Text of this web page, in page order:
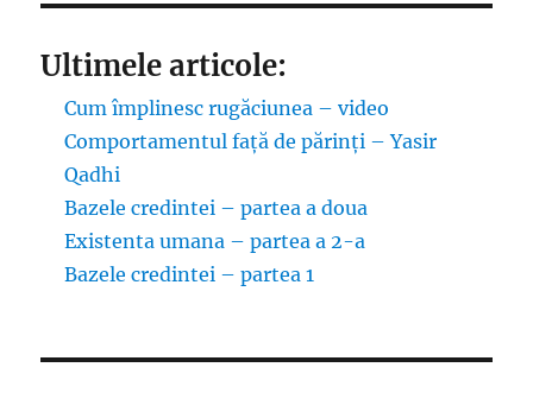
Ultimele articole:
Cum împlinesc rugăciunea – video
Comportamentul față de părinți – Yasir
Qadhi
Bazele credintei – partea a doua
Existenta umana – partea a 2-a
Bazele credintei – partea 1